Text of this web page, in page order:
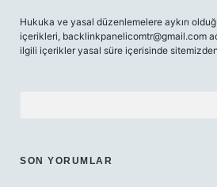
Hukuka ve yasal düzenlemelere aykırı
içerikleri, backlinkpanelicomtr@gmail.com
ilgili içerikler yasal süre içerisinde sitemizden
SON YORUMLAR